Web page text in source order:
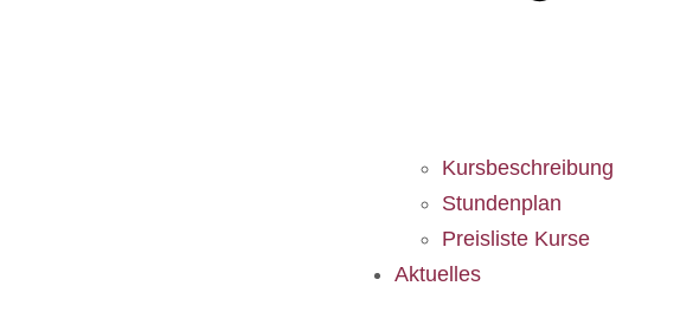
Kursbeschreibung
Stundenplan
Preisliste Kurse
Aktuelles